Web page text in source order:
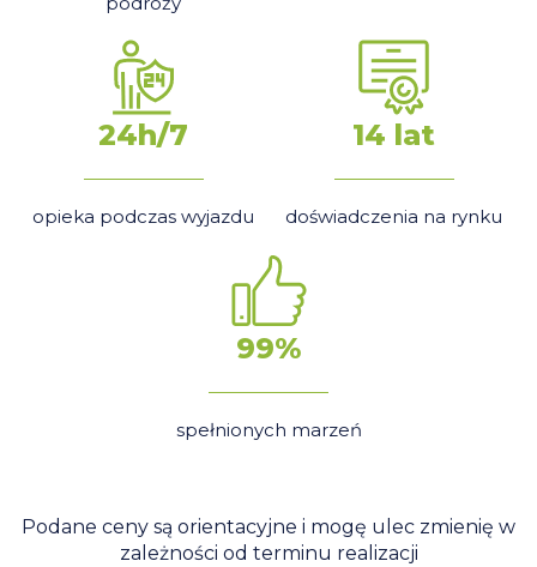
24h/7
opieka podczas wyjazdu
14 lat
doświadczenia na rynku
99%
spełnionych marzeń
Podane ceny są orientacyjne i mogę ulec zmienię w
zależności od terminu realizacji